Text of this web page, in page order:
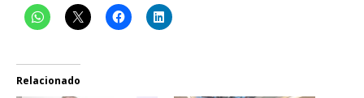
Relacionado